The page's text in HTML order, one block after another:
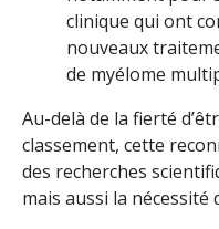
clinique qui ont
nouveaux
de myélome
Au-delà de la fierté
classement, cette
des recherches
mais aussi la nécessité